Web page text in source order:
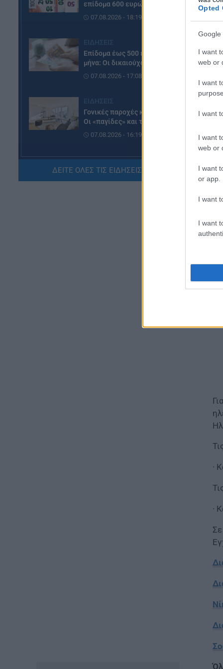
Opted
Google
I want
web or
I want
I want
I want
web or
I want
or app.
I want
I want
επίδομα 600 ευρώ
07.08.2026 - 18:19
Επίδομα έως 500 ευρώ τον
μήνα: Οι δικαιούχοι
07.08.2026 - 17:08
Γονικές παροχές και δωρεές:
Οι «παγίδες» και τα λάθη
07.08.2026 - 16:19
ΠΑΙΔΕΙΑ
ΝΕΟ φοιτητικό επίδομα: Για
ποιούς φοιτητές
εργαστούν – Τι ισχύει για
ΔΕΙΤΕ ΟΛΕΣ ΤΙΣ ΕΙΔΗΣΕΙΣ ΕΔΩ »
·
·